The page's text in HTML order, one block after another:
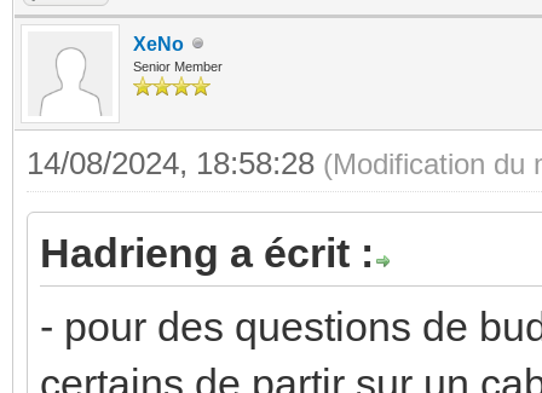
XeNo
Senior Member
14/08/2024, 18:58:28 (Modification du
Hadrieng a écrit :
- pour des questions de
certains de partir sur un